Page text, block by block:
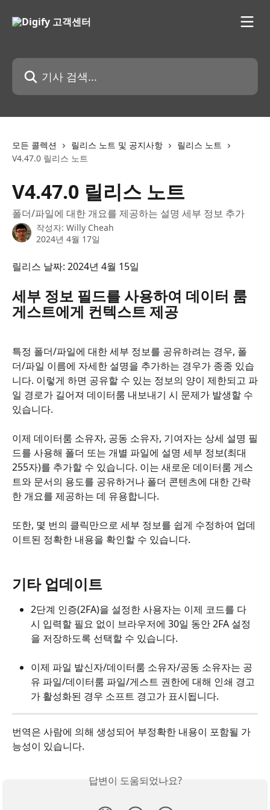
기사 검색...
모든 콜렉션 릴리스 노트 및 공지사항
릴리스 노트
V4.47.0 릴리스 노트
V4.47.0 릴리스 노트
폴더/파일에 대한 개요를 제공하는 설명 세부 정보 추가
작성자: Willy Cheah
2024년 4월 17일
릴리스 날짜: 2024년 4월 15일
세부 정보 필드를 사용하여 데이터 룸
게스트에게 컨텍스트 제공
특정 폴더/파일에 대한 세부 정보를 공유하려는 경우, 폴
더/파일 이름에 자세한 설명을 추가하는 경우가 종종 있습
니다. 이렇게 하면 공유할 수 있는 정보의 양이 제한되고 파
일 경로가 길어져 데이터룸 내보내기 시 문제가 발생할 수
있습니다.
이제 데이터룸 소유자, 공동 소유자, 기여자는 상세 설명 필
드를 사용해 폴더 또는 개별 파일에 설명 세부 정보(최대
255자)를 추가할 수 있습니다. 이는 새로운 데이터룸 게스
트와 문서의 용도를 공유하거나 폴더 콘텐츠에 대한 간략
한 개요를 제공하는 데 유용합니다.
또한, 몇 번의 클릭만으로 세부 정보를 쉽게 수정하여 업데
이트된 정확한 내용을 확인할 수 있습니다.
기타 업데이트
2단계 인증(2FA)을 설정한 사용자는 이제 코드를 다
시 입력할 필요 없이 브라우저에 30일 동안 2FA 설정
을 저장하도록 선택할 수 있습니다.
이제 파일 발신자/데이터룸 소유자/공동 소유자는 공
유 파일/데이터룸 파일/게스트 권한에 대해 인쇄 경고
가 활성화된 경우 소프트 경고가 표시됩니다.
번역은 사람에 의해 생성되어 부정확한 내용이 포함될 가
능성이 있습니다.
답변이 도움되었나요?